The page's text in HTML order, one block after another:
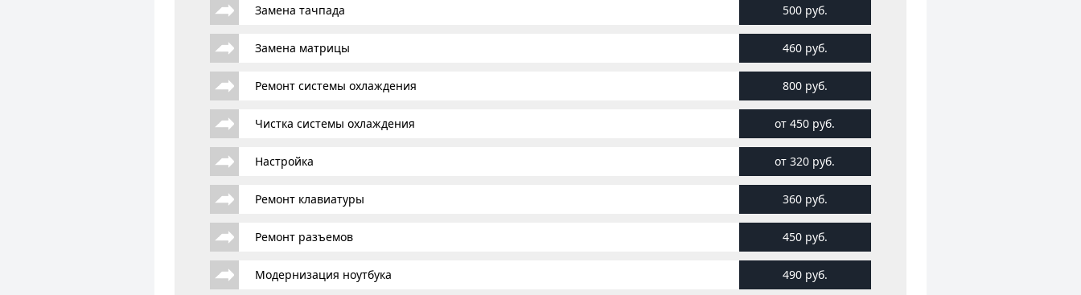
Замена тачпада 500 руб.
Замена матрицы 460 руб.
Ремонт системы охлаждения 800 руб.
Чистка системы охлаждения от 450 руб.
Настройка от 320 руб.
Ремонт клавиатуры 360 руб.
Ремонт разъемов 450 руб.
Модернизация ноутбука 490 руб.